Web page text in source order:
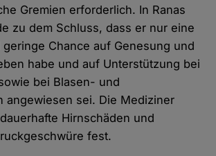
Gremien erforderlich. In Ranas
zu dem Schluss, dass er nur eine
Chance auf Genesung und
habe und auf Unterstützung bei
bei Blasen- und
angewiesen sei. Die Mediziner
Hirnschäden und
fest.